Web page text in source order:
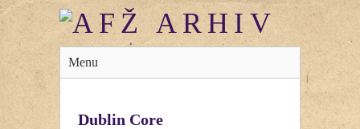
Menu
Dublin Core